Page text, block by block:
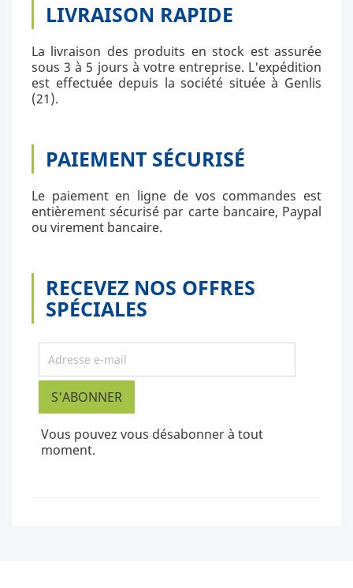
LIVRAISON RAPIDE
La livraison des produits en stock est assurée
sous 3 à 5 jours à votre entreprise. L'expédition
est effectuée depuis la société située à Genlis
(21).
PAIEMENT SÉCURISÉ
Le paiement en ligne de vos commandes est
entièrement sécurisé par carte bancaire, Paypal
ou virement bancaire.
RECEVEZ NOS OFFRES
SPÉCIALES
Vous pouvez vous désabonner à tout
moment.